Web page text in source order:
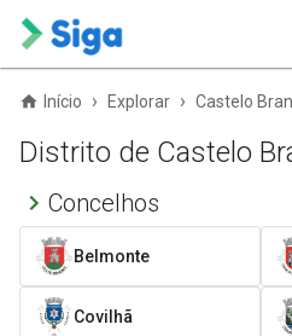
Início › Explorar › Castelo
Distrito de Castelo
Concelhos
Belmonte
Covilhã